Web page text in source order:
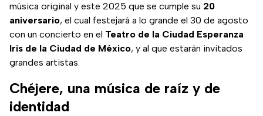
música original y este 2025 que se cumple su 20
aniversario, el cual festejará a lo grande el 30 de agosto
con un concierto en el Teatro de la Ciudad Esperanza
Iris de la Ciudad de México, y al que estarán invitados
grandes artistas.
Chéjere, una música de raíz y de
identidad